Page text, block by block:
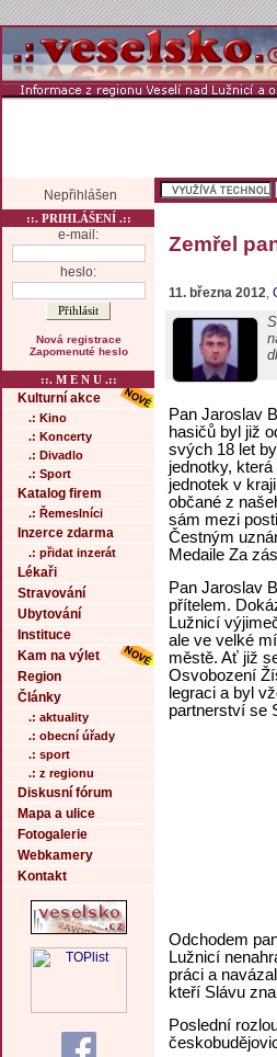
Nepřihlášen
::. PRIHLÁŠENÍ .::
e-mail:
heslo:
Nová registrace
Zapomenuté heslo
::. M E N U .::
Kulturní akce
.: Kino
.: Koncerty
.: Divadlo
.: Sport
Katalog firem
.: Řemeslníci
Inzerce zdarma
.: přidat inzerát
Lékaři
Stravování
Ubytování
Instituce
Kam na výlet
Region
Články
.: aktuality
.: obecní úřady
.: sport
.: z regionu
Diskusní fórum
Mapa a ulice
Fotogalerie
Webkamery
Kontakt
Zemřel
11. března 2012,
Pan Jaroslav
hasičů byl již
svých 18 let
jednotky,
jednotek v
občané z
sám mezi
Čestným
Medaile Za
Pan Jaroslav
přítelem.
Lužnicí
ale ve velké
městě. Ať již
Osvobození
legraci a byl
partnerství se
Odchodem
Lužnicí
práci a
kteří Slávu
Poslední